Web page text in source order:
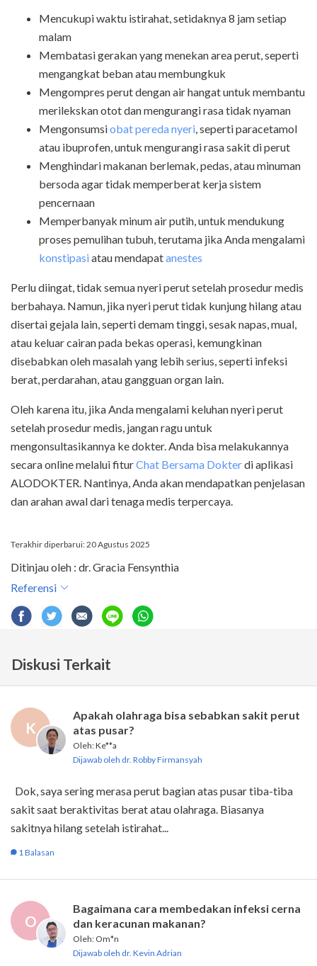
Mencukupi waktu istirahat, setidaknya 8 jam setiap
malam
Membatasi gerakan yang menekan area perut, seperti
mengangkat beban atau membungkuk
Mengompres perut dengan air hangat untuk membantu
merilekskan otot dan mengurangi rasa tidak nyaman
Mengonsumsiobat pereda nyeri , seperti paracetamol
atau ibuprofen, untuk mengurangi rasa sakit di perut
Menghindari makanan berlemak, pedas, atau minuman
bersoda agar tidak memperberat kerja sistem
pencernaan
Memperbanyak minum air putih, untuk mendukung
proses pemulihan tubuh, terutama jika Anda mengalami
konstipasiatau mendapatanestes
Perlu diingat, tidak semua nyeri perut setelah prosedur medis
berbahaya. Namun, jika nyeri perut tidak kunjung hilang atau
disertai gejala lain, seperti demam tinggi, sesak napas, mual,
atau keluar cairan pada bekas operasi, kemungkinan
disebabkan oleh masalah yang lebih serius, seperti infeksi
berat, perdarahan, atau gangguan organ lain.
Oleh karena itu, jika Anda mengalami keluhan nyeri perut
setelah prosedur medis, jangan ragu untuk
mengonsultasikannya ke dokter. Anda bisa melakukannya
secara online melalui fiturChat Bersama Dokterdi aplikasi
ALODOKTER. Nantinya, Anda akan mendapatkan penjelasan
dan arahan awal dari tenaga medis terpercaya.
Terakhir diperbarui: 20 Agustus 2025